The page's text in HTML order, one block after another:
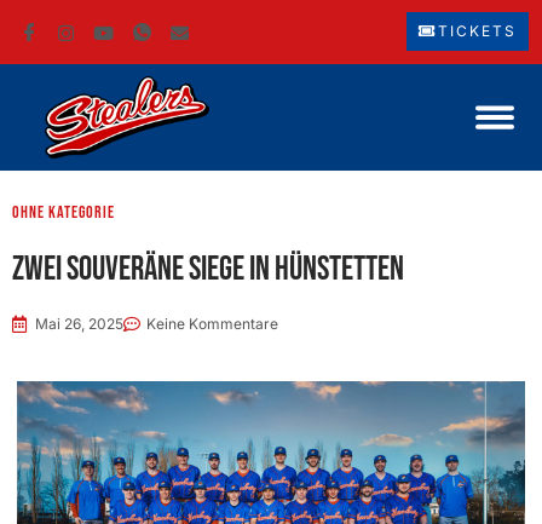
TICKETS
ohne Kategorie
Zwei souveräne Siege in Hünstetten
Mai 26, 2025 Keine Kommentare